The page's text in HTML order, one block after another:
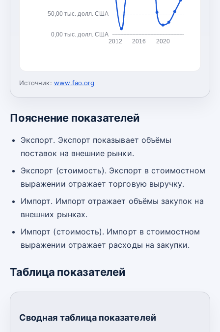
0,00 тыс. долл. США
50,00 тыс. долл. США
2012 2016 2020
Источник: www.fao.org
Пояснение показателей
Экспорт. Экспорт показывает объёмы
поставок на внешние рынки.
Экспорт (стоимость). Экспорт в стоимостном
выражении отражает торговую выручку.
Импорт. Импорт отражает объёмы закупок на
внешних рынках.
Импорт (стоимость). Импорт в стоимостном
выражении отражает расходы на закупки.
Таблица показателей
Сводная таблица показателей